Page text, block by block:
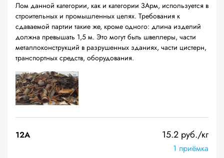
Лом данной категории, как и категории 3Арм, используется в
строительных и промышленных целях. Требования к
сдаваемой партии такие же, кроме одного: длина изделий
должна превышать 1,5 м. Это могут быть швеллеры, части
металлоконструкций в разрушенных зданиях, части цистерн,
транспортных средств, оборудования.
12A 15.2 руб./кг
1 приёмка